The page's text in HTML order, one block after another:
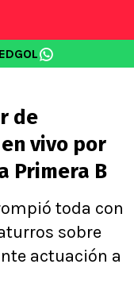
de
vivo por
Primera B
toda con
sobre
actuación a